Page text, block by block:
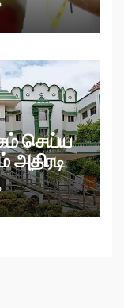
செய்ய